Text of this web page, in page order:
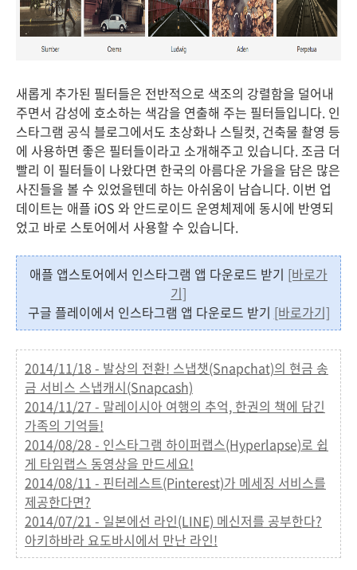
새롭게 추가된 필터들은 전반적으로 색조의 강렬함을 덜어내
주면서 감성에 호소하는 색감을 연출해 주는 필터들입니다. 인
스타그램 공식 블로그에서도 초상화나 스틸컷, 건축물 촬영 등
에 사용하면 좋은 필터들이라고 소개해주고 있습니다. 조금 더
빨리 이 필터들이 나왔다면 한국의 아름다운 가을을 담은 많은
사진들을 볼 수 있었을텐데 하는 아쉬움이 남습니다. 이번 업
데이트는 애플 iOS 와 안드로이드 운영체제에 동시에 반영되
었고 바로 스토어에서 사용할 수 있습니다.
애플 앱스토어에서 인스타그램 앱 다운로드 받기 [바로가
기]
구글 플레이에서 인스타그램 앱 다운로드 받기 [바로가기]
2014/11/18 - 발상의 전환! 스냅챗(Snapchat)의 현금 송
금 서비스 스냅캐시(Snapcash)
2014/11/27 - 말레이시아 여행의 추억, 한권의 책에 담긴
가족의 기억들!
2014/08/28 - 인스타그램 하이퍼랩스(Hyperlapse)로 쉽
게 타임랩스 동영상을 만드세요!
2014/08/11 - 핀터레스트(Pinterest)가 메세징 서비스를
제공한다면?
2014/07/21 - 일본에선 라인(LINE) 메신저를 공부한다?
아키하바라 요도바시에서 만난 라인!